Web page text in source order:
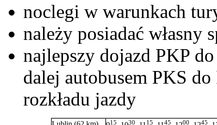
noclegi w warunkach
należy posiadać własny
najlepszy dojazd PKP
dalej autobusem PKS
rozkładu jazdy
15 30 15 45 00 45